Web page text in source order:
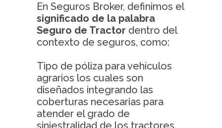
En Seguros Broker, definimos el
significado de la palabra
Seguro de Tractor dentro del
contexto de seguros, como:
Tipo de póliza para vehículos
agrarios los cuales son
diseñados integrando las
coberturas necesarias para
atender el grado de
siniestralidad de los tractores.